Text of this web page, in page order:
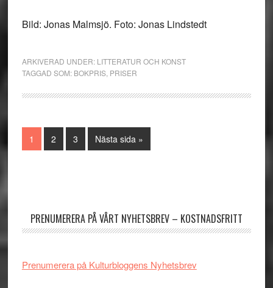
Bild: Jonas Malmsjö. Foto: Jonas Lindstedt
ARKIVERAD UNDER: LITTERATUR OCH KONST
TAGGAD SOM: BOKPRIS, PRISER
Sida
1 Sida
2 Sida
3
Go
to
Nästa sida »
PRENUMERERA PÅ VÅRT NYHETSBREV – KOSTNADSFRITT
Prenumerera på Kulturbloggens Nyhetsbrev